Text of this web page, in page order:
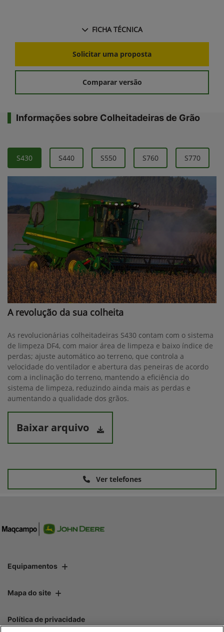
FICHA TÉCNICA
Solicitar uma proposta
Comparar versão
Informações sobre Colheitadeiras de Grão
S430 S440 S550 S760 S770
A revolução da sua colheita
As revolucionárias colheitadeiras S430 contam com o sistema
de limpeza DF4, com maior área de limpeza e baixo índice de
perdas; ajuste automático ao terreno, que controla a
velocidade do ventilador e abertura das peneiras de acordo
com a inclinação do terreno, mantendo a eficiência do
sistema de limpeza, reduzindo ainda mais as perdas e
aumentando a qualidade dos grãos.
Baixar arquivo
Ver telefones
Equipamentos
Mapa do site
Política de privacidade